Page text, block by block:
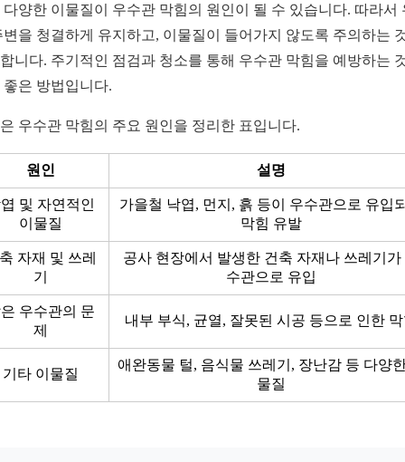
다양한 이물질이 우수관 막힘의 원인이 될 수 있습니다. 따라서
변을 청결하게 유지하고, 이물질이 들어가지 않도록 주의하는
니다. 주기적인 점검과 청소를 통해 우수관 막힘을 예방하는
좋은 방법입니다.
우수관 막힘의 주요 원인을 정리한 표입니다.
원인 설명
및 자연적인
이물질
가을철 낙엽, 먼지, 흙 등이 우수관으로 유입
막힘 유발
자재 및 쓰레
기
공사 현장에서 발생한 건축 자재나 쓰레기가
수관으로 유입
우수관의 문
제
내부 부식, 균열, 잘못된 시공 등으로 인한
기타 이물질
애완동물 털, 음식물 쓰레기, 장난감 등 다양
물질